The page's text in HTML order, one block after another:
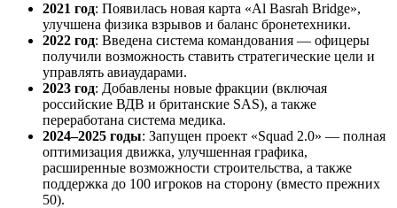
2021 год: Появилась новая карта «Al Basrah Bridge»,
улучшена физика взрывов и баланс бронетехники.
2022 год: Введена система командования — офицеры
получили возможность ставить стратегические цели и
управлять авиаударами.
2023 год: Добавлены новые фракции (включая
российские ВДВ и британские SAS), а также
переработана система медика.
2024–2025 годы: Запущен проект «Squad 2.0» — полная
оптимизация движка, улучшенная графика,
расширенные возможности строительства, а также
поддержка до 100 игроков на сторону (вместо прежних
50).